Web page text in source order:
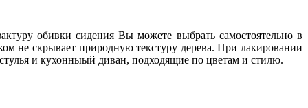
обивки сидения Вы можете выбрать самостоятельно в
не скрывает природную текстуру дерева. При лакировании
и кухонныый диван, подходящие по цветам и стилю.